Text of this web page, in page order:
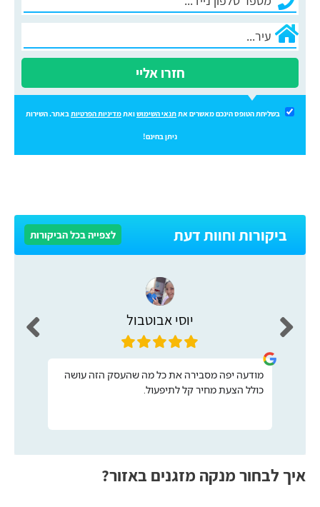
חזרו אליי
בשליחת הטופס הינכם מאשרים את תנאי השימושואת מדיניות הפרטיות באתר. השירות
ניתן בחינם!
ביקורות וחוות דעת לצפייה בכל הביקורות
יוסי אבוטבול
מודעה יפה מסבירה את כל מה שהעסק הזה עושה
כולל הצעת מחיר קל לתיפעול.
איך לבחור מנקה מזגנים באזור?